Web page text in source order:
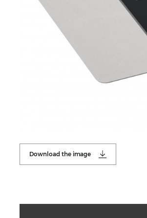
Download the image